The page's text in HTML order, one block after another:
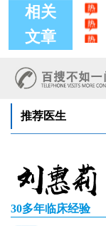
相关
文章
推荐医生
30多年临床经验